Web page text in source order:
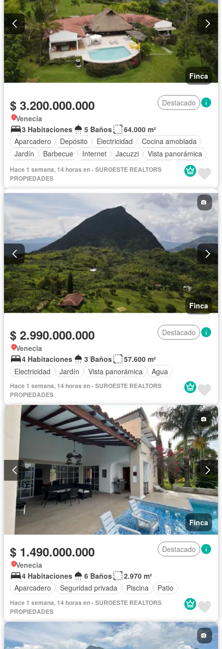
Finca
$ 3.200.000.000
Destacado
Venecia
3 Habitaciones
5 Baños
64.000 m²
Aparcadero
Depósito Electricidad
Cocina amoblada
Jardín
Barbecue Internet Jacuzzi
Vista panorámica
Seguridad privada
Cuarto de servicio Piscina Agua
Hace 1 semana, 14 horas en - SUROESTE REALTORS
PROPIEDADES
Finca
$ 2.990.000.000
Destacado
Venecia
4 Habitaciones
3 Baños
57.600 m²
Electricidad
Jardín Vista panorámica Agua
Hace 1 semana, 14 horas en - SUROESTE REALTORS
PROPIEDADES
Finca
$ 1.490.000.000
Destacado
Venecia
4 Habitaciones
6 Baños
2.970 m²
Aparcadero
Seguridad privada Piscina Patio
Hace 1 semana, 14 horas en - SUROESTE REALTORS
PROPIEDADES